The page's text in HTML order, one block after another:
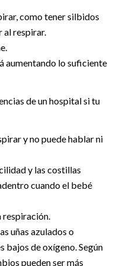
como tener silbidos
al respirar.
aumentando lo suficiente
de un hospital si tu
y no puede hablar ni
y las costillas
cuando el bebé
respiración.
uñas azulados o
bajos de oxígeno. Según
pueden ser más